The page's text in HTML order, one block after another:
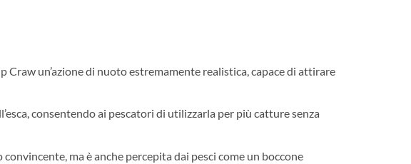
un’azione di nuoto estremamente realistica, capace di attirare
consentendo ai pescatori di utilizzarla per più catture senza
ma è anche percepita dai pesci come un boccone